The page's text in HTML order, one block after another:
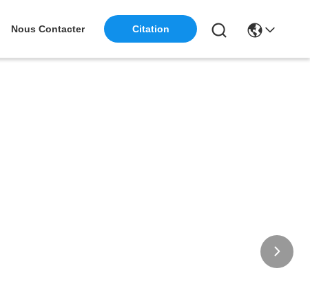
Nous Contacter Citation